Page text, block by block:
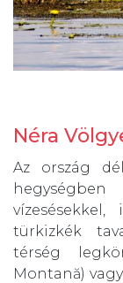
Néra
Az ország
türkizkék
térség
Montană)